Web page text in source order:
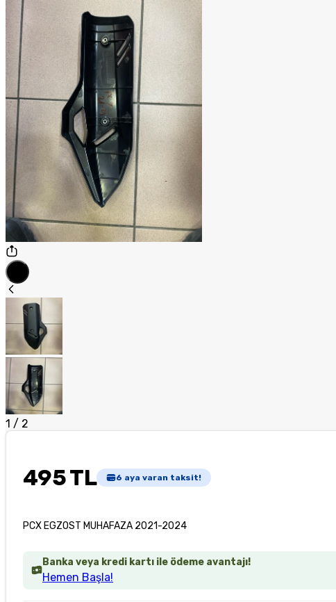
1 / 2
495 TL 6 aya varan taksit!
PCX EGZOST MUHAFAZA 2021-2024
Banka veya kredi kartı ile ödeme avantajı!
Hemen Başla!